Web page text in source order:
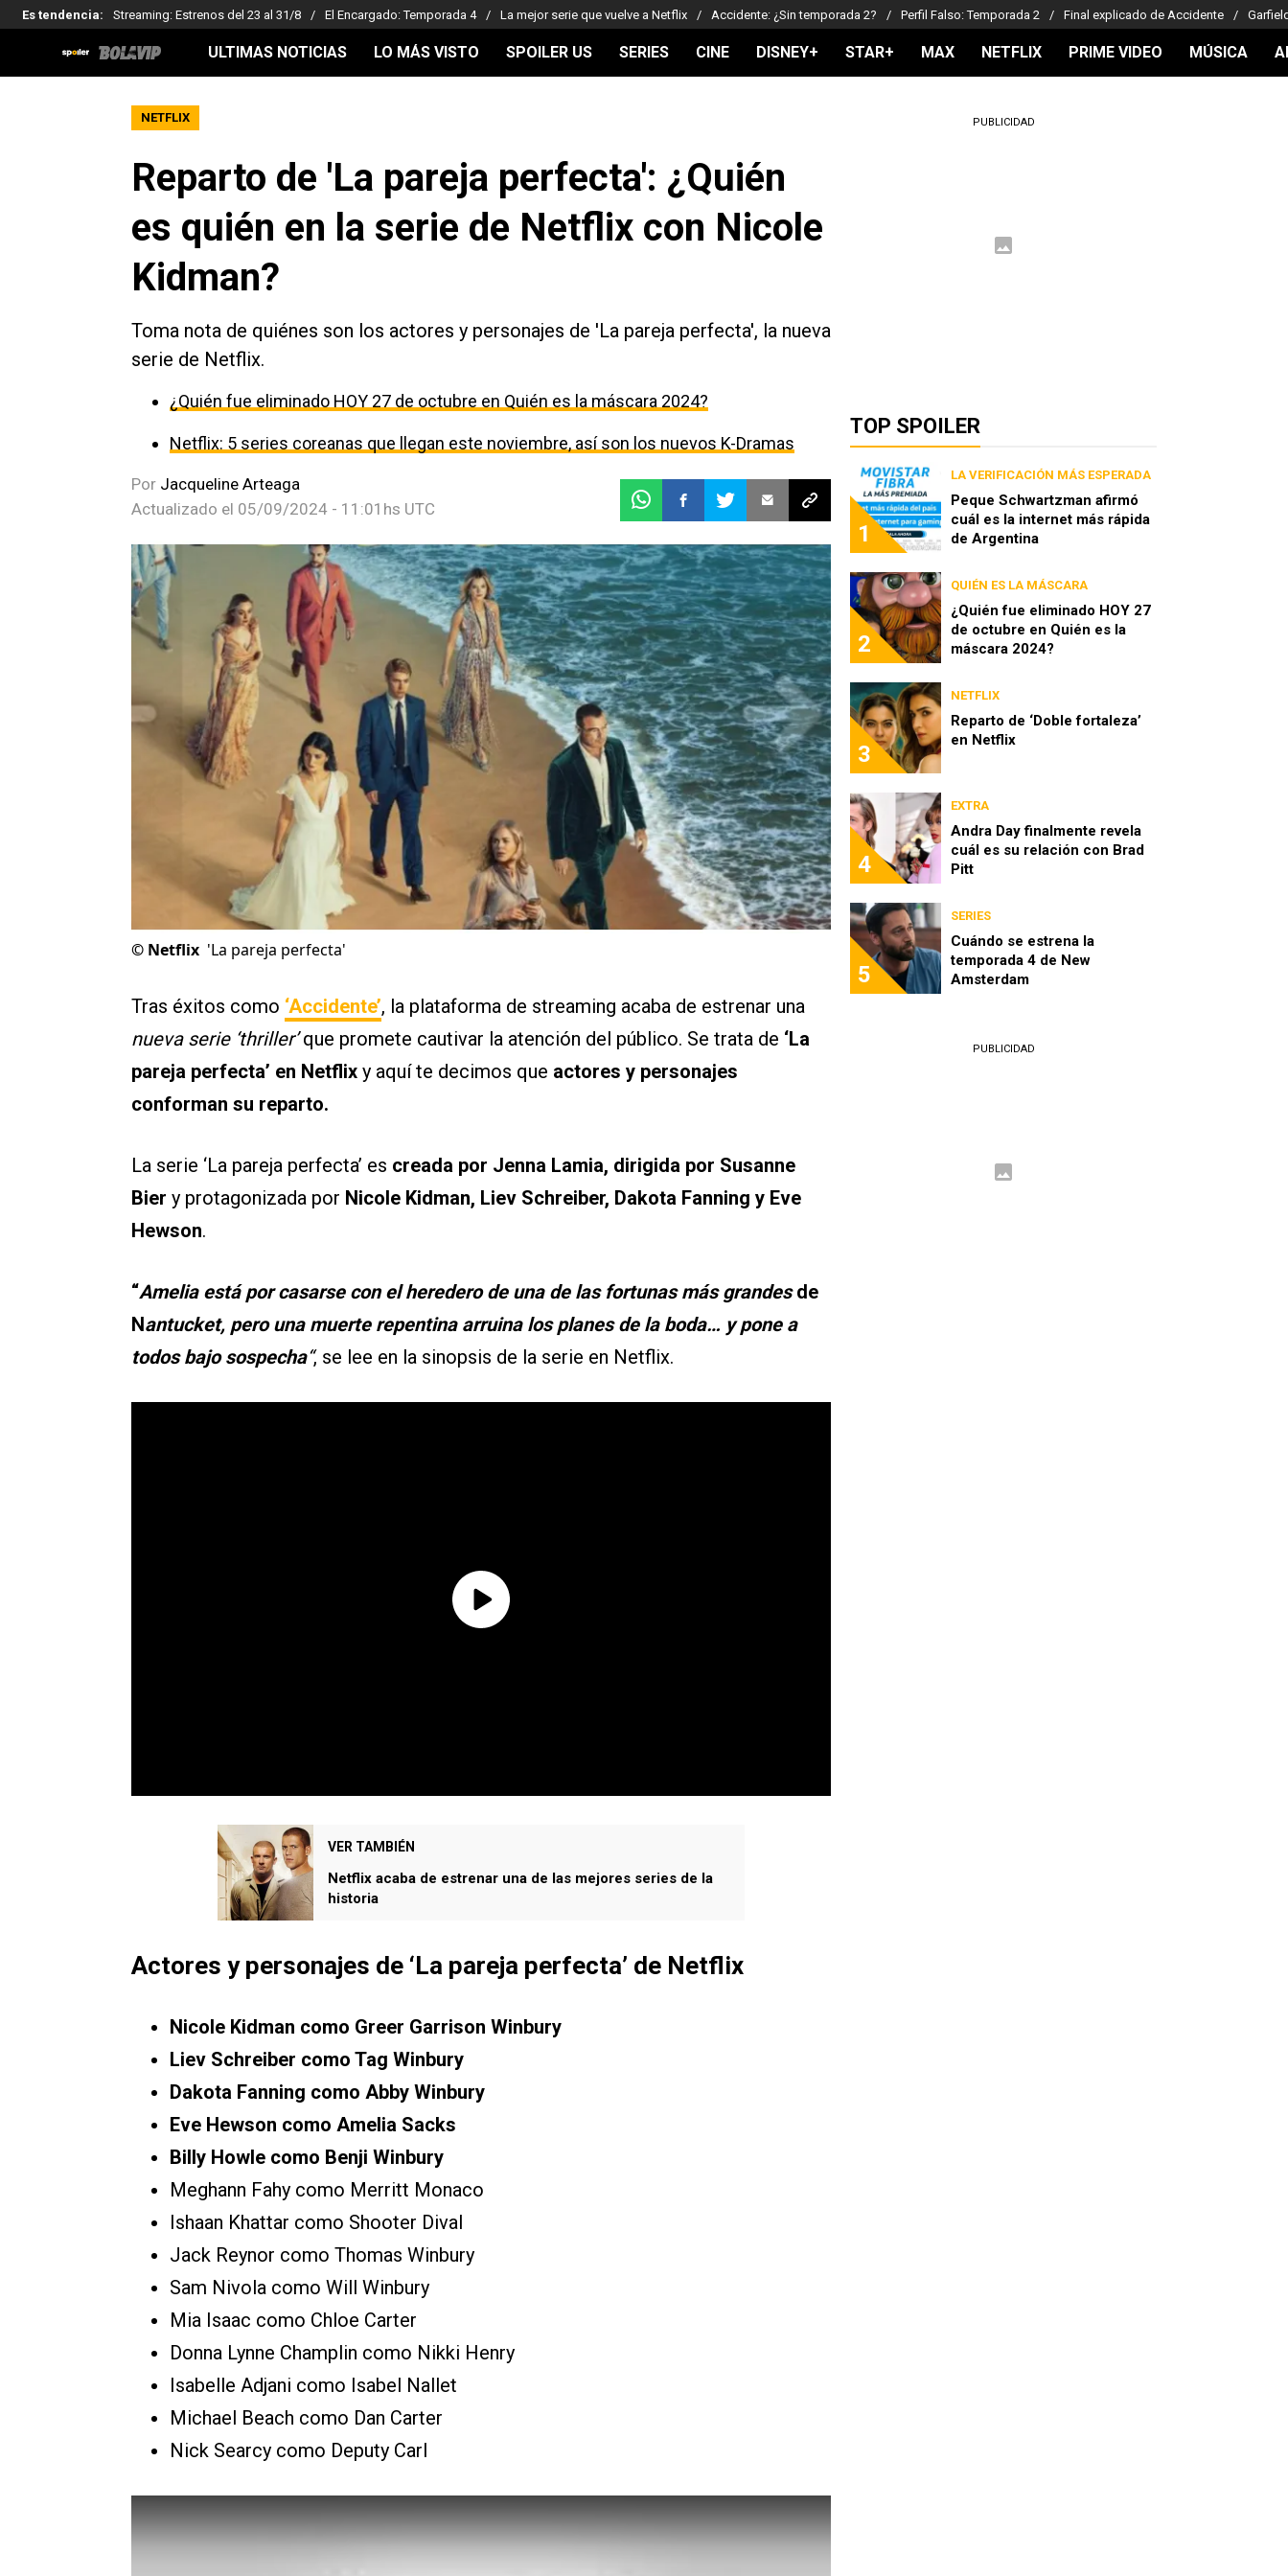
Es tendencia: Streaming: Estrenos del 23 al 31/8 El Encargado: Temporada 4 La mejor serie que vuelve a Netflix Accidente: ¿Sin temporada 2? Perfil Falso: Temporada 2 Final explicado de Accidente
ULTIMAS NOTICIAS LO MÁS VISTO SPOILER US SERIES CINE DISNEY+ STAR+ MAX NETFLIX PRIME VIDEO MÚSICA
NETFLIX
Reparto de 'La pareja perfecta': ¿Quién
es quién en la serie de Netflix con Nicole
Kidman?
Toma nota de quiénes son los actores y personajes de 'La pareja perfecta', la nueva
serie de Netflix.
¿Quién fue eliminado HOY 27 de octubre en Quién es la máscara 2024?
Netflix: 5 series coreanas que llegan este noviembre, así son los nuevos K-Dramas
Por Jacqueline Arteaga
Actualizado el 05/09/2024 - 11:01hs UTC
© Netflix 'La pareja perfecta'
Tras éxitos como ‘Accidente’, la plataforma de streaming acaba de estrenar una
nueva serie ‘thriller’que promete cautivar la atención del público. Se trata de ‘La
pareja perfecta’ en Netflix y aquí te decimos que actores y personajes
conforman su reparto.
La serie ‘La pareja perfecta’ es creada por Jenna Lamia, dirigida por Susanne
Bier y protagonizada por Nicole Kidman, Liev Schreiber, Dakota Fanning y Eve
Hewson.
“Amelia está por casarse con el heredero de una de las fortunas más grandesde
Nantucket, pero una muerte repentina arruina los planes de la boda… y pone a
todos bajo sospecha“, se lee en la sinopsis de la serie en Netflix.
VER TAMBIÉN
Netflix acaba de estrenar una de las mejores series de la
historia
Actores y personajes de ‘La pareja perfecta’ de Netflix
Nicole Kidman como Greer Garrison Winbury
Liev Schreiber como Tag Winbury
Dakota Fanning como Abby Winbury
Eve Hewson como Amelia Sacks
Billy Howle como Benji Winbury
Meghann Fahy como Merritt Monaco
Ishaan Khattar como Shooter Dival
Jack Reynor como Thomas Winbury
Sam Nivola como Will Winbury
Mia Isaac como Chloe Carter
Donna Lynne Champlin como Nikki Henry
Isabelle Adjani como Isabel Nallet
Michael Beach como Dan Carter
Nick Searcy como Deputy Carl
PUBLICIDAD
TOP SPOILER
1
LA VERIFICACIÓN MÁS ESPERADA
Peque Schwartzman afirmó
cuál es la internet más rápida
de Argentina
2
QUIÉN ES LA MÁSCARA
¿Quién fue eliminado HOY 27
de octubre en Quién es la
máscara 2024?
3
NETFLIX
Reparto de ‘Doble fortaleza’
en Netflix
4
EXTRA
Andra Day finalmente revela
cuál es su relación con Brad
Pitt
5
SERIES
Cuándo se estrena la
temporada 4 de New
Amsterdam
PUBLICIDAD